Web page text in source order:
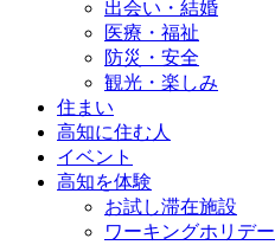
出会い・結婚
医療・福祉
防災・安全
観光・楽しみ
住まい
高知に住む人
イベント
高知を体験
お試し滞在施設
ワーキングホリデー